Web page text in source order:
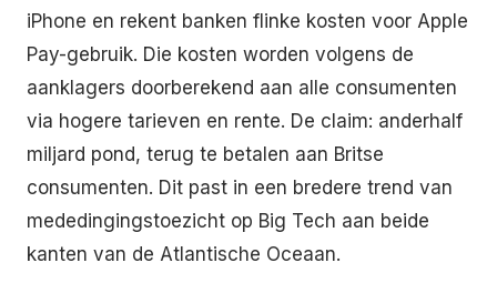
iPhone en rekent banken flinke kosten voor Apple
Pay-gebruik. Die kosten worden volgens de
aanklagers doorberekend aan alle consumenten
via hogere tarieven en rente. De claim: anderhalf
miljard pond, terug te betalen aan Britse
consumenten. Dit past in een bredere trend van
mededingingstoezicht op Big Tech aan beide
kanten van de Atlantische Oceaan.